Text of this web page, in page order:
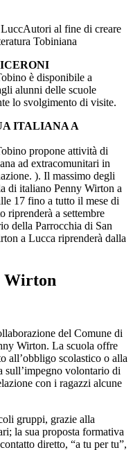
al fine di creare
Tobiniana
è disponibile a
alunni delle scuole
lo svolgimento di visite.
ITALIANA A
propone attività di
ad extracomunitari in
). Il massimo degli
di italiano Penny Wirton a
17 fino a tutto il mese di
riprenderà a settembre
della Parrocchia di San
a Lucca riprenderà dalla
Wirton​
del Comune di
Wirton. La scuola offre
all’obbligo scolastico o alla
sull’impegno volontario di
con i ragazzi alcune
gruppi, grazie alla
la sua proposta formativa
diretto, “a tu per tu”,